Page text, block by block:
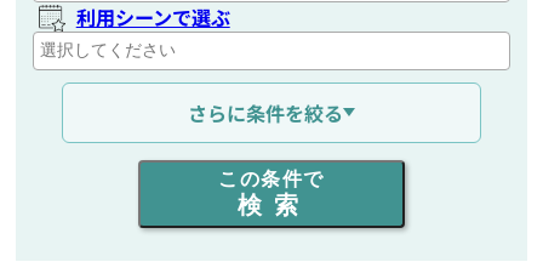
利用シーンで選ぶ
通信距離を選ぶ
出力を選ぶ
同時通話人数を選ぶ
さらに条件を絞る
この条件で
検索